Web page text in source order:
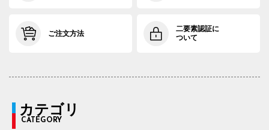
ご注文方法
二要素認証に
ついて
カテゴリ
CATEGORY